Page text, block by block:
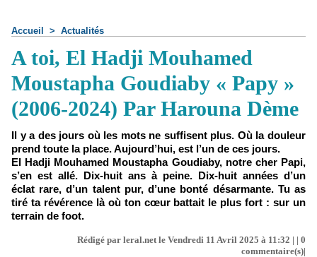
Accueil > Actualités
A toi, El Hadji Mouhamed
Moustapha Goudiaby « Papy »
(2006-2024) Par Harouna Dème
Il y a des jours où les mots ne suffisent plus. Où la douleur
prend toute la place. Aujourd’hui, est l’un de ces jours.
El Hadji Mouhamed Moustapha Goudiaby, notre cher Papi,
s’en est allé. Dix-huit ans à peine. Dix-huit années d’un
éclat rare, d’un talent pur, d’une bonté désarmante. Tu as
tiré ta révérence là où ton cœur battait le plus fort : sur un
terrain de foot.
Rédigé par leral.net le Vendredi 11 Avril 2025 à 11:32 | | 0
commentaire(s)|